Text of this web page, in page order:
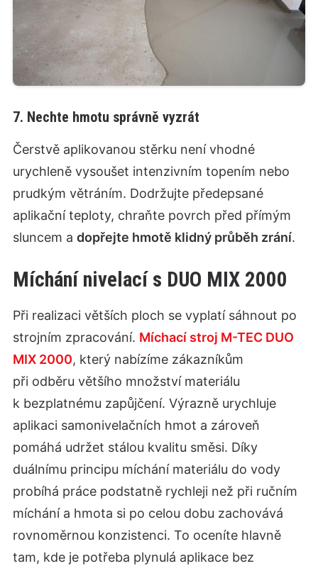
7. Nechte hmotu správně vyzrát
Čerstvě aplikovanou stěrku není vhodné
urychleně vysoušet intenzivním topením nebo
prudkým větráním. Dodržujte předepsané
aplikační teploty, chraňte povrch před přímým
sluncem a dopřejte hmotě klidný průběh zrání.
Míchání nivelací s DUO MIX 2000
Při realizaci větších ploch se vyplatí sáhnout po
strojním zpracování. Míchací stroj M-TEC DUO
MIX 2000, který nabízíme zákazníkům
při odběru většího množství materiálu
k bezplatnému zapůjčení. Výrazně urychluje
aplikaci samonivelačních hmot a zároveň
pomáhá udržet stálou kvalitu směsi. Díky
duálnímu principu míchání materiálu do vody
probíhá práce podstatně rychleji než při ručním
míchání a hmota si po celou dobu zachovává
rovnoměrnou konzistenci. To oceníte hlavně
tam, kde je potřeba plynulá aplikace bez